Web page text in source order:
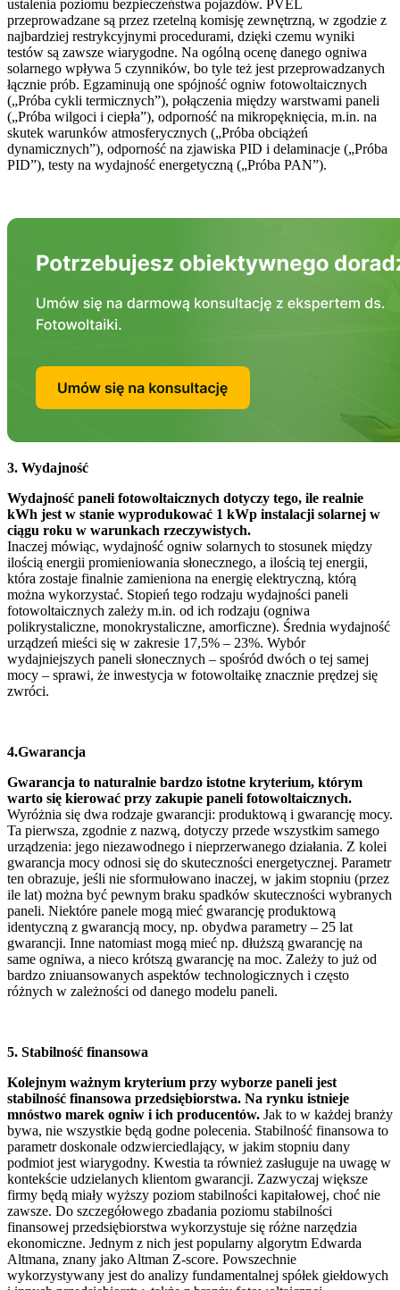
ustalenia poziomu bezpieczeństwa pojazdów. PVEL
przeprowadzane są przez rzetelną komisję zewnętrzną, w zgodzie z
najbardziej restrykcyjnymi procedurami, dzięki czemu wyniki
testów są zawsze wiarygodne. Na ogólną ocenę danego ogniwa
solarnego wpływa 5 czynników, bo tyle też jest przeprowadzanych
łącznie prób. Egzaminują one spójność ogniw fotowoltaicznych
(„Próba cykli termicznych”), połączenia między warstwami paneli
(„Próba wilgoci i ciepła”), odporność na mikropęknięcia, m.in. na
skutek warunków atmosferycznych („Próba obciążeń
dynamicznych”), odporność na zjawiska PID i delaminacje („Próba
PID”), testy na wydajność energetyczną („Próba PAN”).
3. Wydajność
Wydajność paneli fotowoltaicznych dotyczy tego, ile realnie
kWh jest w stanie wyprodukować 1 kWp instalacji solarnej w
ciągu roku w warunkach rzeczywistych.
Inaczej mówiąc, wydajność ogniw solarnych to stosunek między
ilością energii promieniowania słonecznego, a ilością tej energii,
która zostaje finalnie zamieniona na energię elektryczną, którą
można wykorzystać. Stopień tego rodzaju wydajności paneli
fotowoltaicznych zależy m.in. od ich rodzaju (ogniwa
polikrystaliczne, monokrystaliczne, amorficzne). Średnia wydajność
urządzeń mieści się w zakresie 17,5% – 23%. Wybór
wydajniejszych paneli słonecznych – spośród dwóch o tej samej
mocy – sprawi, że inwestycja w fotowoltaikę znacznie prędzej się
zwróci.
4.Gwarancja
Gwarancja to naturalnie bardzo istotne kryterium, którym
warto się kierować przy zakupie paneli fotowoltaicznych.
Wyróżnia się dwa rodzaje gwarancji: produktową i gwarancję mocy.
Ta pierwsza, zgodnie z nazwą, dotyczy przede wszystkim samego
urządzenia: jego niezawodnego i nieprzerwanego działania. Z kolei
gwarancja mocy odnosi się do skuteczności energetycznej. Parametr
ten obrazuje, jeśli nie sformułowano inaczej, w jakim stopniu (przez
ile lat) można być pewnym braku spadków skuteczności wybranych
paneli. Niektóre panele mogą mieć gwarancję produktową
identyczną z gwarancją mocy, np. obydwa parametry – 25 lat
gwarancji. Inne natomiast mogą mieć np. dłuższą gwarancję na
same ogniwa, a nieco krótszą gwarancję na moc. Zależy to już od
bardzo zniuansowanych aspektów technologicznych i często
różnych w zależności od danego modelu paneli.
5. Stabilność finansowa
Kolejnym ważnym kryterium przy wyborze paneli jest
stabilność finansowa przedsiębiorstwa. Na rynku istnieje
mnóstwo marek ogniw i ich producentów. Jak to w każdej branży
bywa, nie wszystkie będą godne polecenia. Stabilność finansowa to
parametr doskonale odzwierciedlający, w jakim stopniu dany
podmiot jest wiarygodny. Kwestia ta również zasługuje na uwagę w
kontekście udzielanych klientom gwarancji. Zazwyczaj większe
firmy będą miały wyższy poziom stabilności kapitałowej, choć nie
zawsze. Do szczegółowego zbadania poziomu stabilności
finansowej przedsiębiorstwa wykorzystuje się różne narzędzia
ekonomiczne. Jednym z nich jest popularny algorytm Edwarda
Altmana, znany jako Altman Z-score. Powszechnie
wykorzystywany jest do analizy fundamentalnej spółek giełdowych